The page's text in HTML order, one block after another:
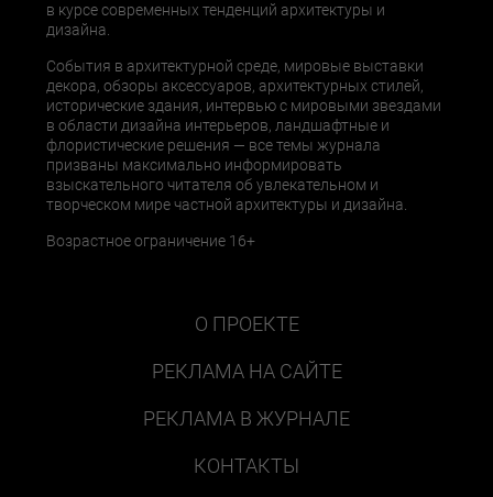
в курсе современных тенденций архитектуры и
дизайна.
События в архитектурной среде, мировые выставки
декора, обзоры аксессуаров, архитектурных стилей,
исторические здания, интервью с мировыми звездами
в области дизайна интерьеров, ландшафтные и
флористические решения — все темы журнала
призваны максимально информировать
взыскательного читателя об увлекательном и
творческом мире частной архитектуры и дизайна.
Возрастное ограничение 16+
О ПРОЕКТЕ
РЕКЛАМА НА САЙТЕ
РЕКЛАМА В ЖУРНАЛЕ
КОНТАКТЫ